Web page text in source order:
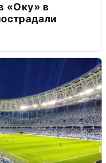
«Оку» в